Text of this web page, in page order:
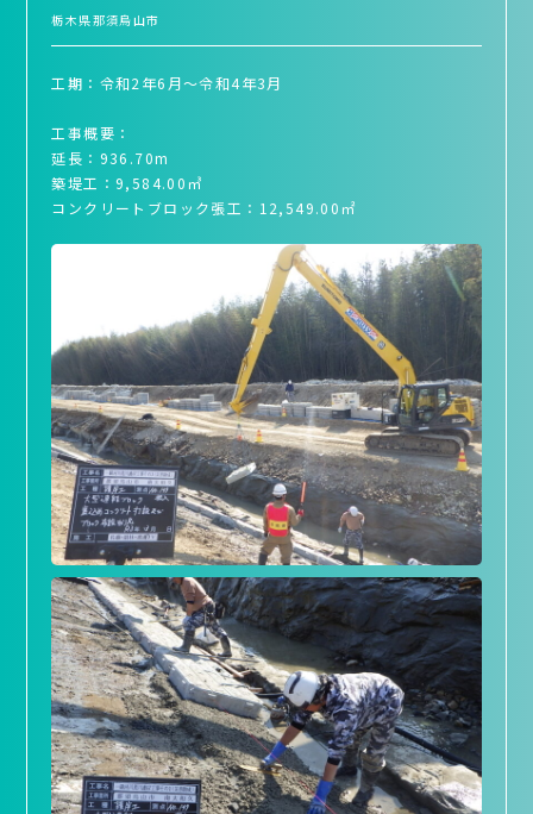
栃木県那須烏山市
工期：令和2年6月～令和4年3月
工事概要：
延長：936.70m
築堤工：9,584.00㎥
コンクリートブロック張工：12,549.00㎡